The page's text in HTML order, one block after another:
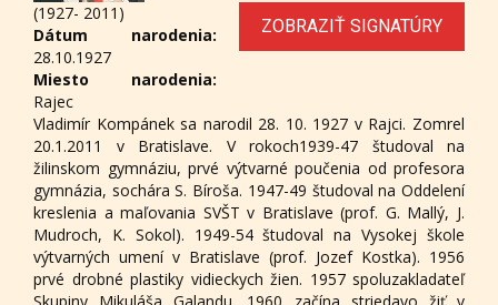
ZOBRAZIŤ SIGNATÚRY
(1927- 2011)
Dátum narodenia:
28.10.1927
Miesto narodenia:
Rajec
Vladimír Kompánek sa narodil 28. 10. 1927 v Rajci. Zomrel
20.1.2011 v Bratislave. V rokoch1939-47 študoval na
žilinskom gymnáziu, prvé výtvarné poučenia od profesora
gymnázia, sochára S. Bíroša. 1947-49 študoval na Oddelení
kreslenia a maľovania SVŠT v Bratislave (prof. G. Mallý, J.
Mudroch, K. Sokol). 1949-54 študoval na Vysokej škole
výtvarných umení v Bratislave (prof. Jozef Kostka). 1956
prvé drobné plastiky vidieckych žien. 1957 spoluzakladateľ
Skupiny Mikuláša Galandu. 1960 začína striedavo žiť v